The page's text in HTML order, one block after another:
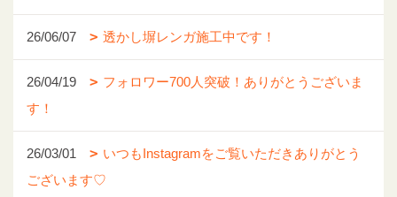
26/06/07 透かし塀レンガ施工中です！
26/04/19
フォロワー700人突破！ありがとうございま
す！
26/03/01
いつもInstagramをご覧いただきありがとう
ございます♡